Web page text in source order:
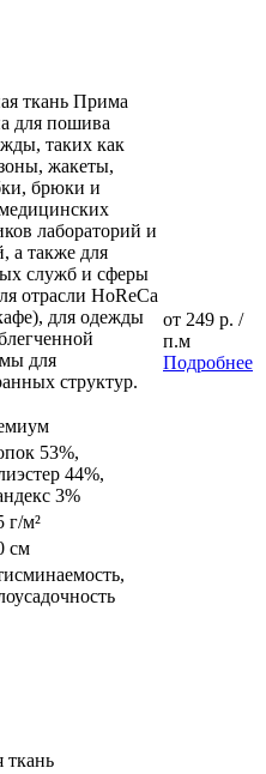
ткань Прима
для пошива
таких как
жакеты,
брюки и
лабораторий и
а также для
служб и сферы
отрасли HoReCa
для одежды
для
структур.
53%,
44%,
3%
г/м²
см
от 249 р. /
п.м
Подробнее
ткань